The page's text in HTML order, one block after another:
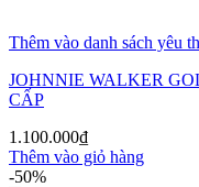
Thêm vào danh sách yêu
JOHNNIE WALKER
CẤP
1.100.000₫
Thêm vào giỏ hàng
-50%